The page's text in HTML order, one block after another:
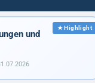
und